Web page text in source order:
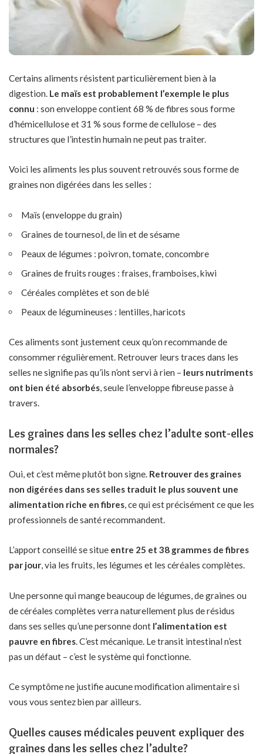
Certains aliments résistent particulièrement bien à la
digestion. Le maïs est probablement l’exemple le plus
connu : son enveloppe contient 68 % de fibres sous forme
d’hémicellulose et 31 % sous forme de cellulose – des
structures que l’intestin humain ne peut pas traiter.
Voici les aliments les plus souvent retrouvés sous forme de
graines non digérées dans les selles :
Maïs (enveloppe du grain)
Graines de tournesol, de lin et de sésame
Peaux de légumes : poivron, tomate, concombre
Graines de fruits rouges : fraises, framboises, kiwi
Céréales complètes et son de blé
Peaux de légumineuses : lentilles, haricots
Ces aliments sont justement ceux qu’on recommande de
consommer régulièrement. Retrouver leurs traces dans les
selles ne signifie pas qu’ils n’ont servi à rien – leurs nutriments
ont bien été absorbés, seule l’enveloppe fibreuse passe à
travers.
Les graines dans les selles chez l’adulte sont-elles
normales?
Oui, et c’est même plutôt bon signe. Retrouver des graines
non digérées dans ses selles traduit le plus souvent une
alimentation riche en fibres, ce qui est précisément ce que les
professionnels de santé recommandent.
L’apport conseillé se situe entre 25 et 38 grammes de fibres
par jour, via les fruits, les légumes et les céréales complètes.
Une personne qui mange beaucoup de légumes, de graines ou
de céréales complètes verra naturellement plus de résidus
dans ses selles qu’une personne dont l’alimentation est
pauvre en fibres. C’est mécanique. Le transit intestinal n’est
pas un défaut – c’est le système qui fonctionne.
Ce symptôme ne justifie aucune modification alimentaire si
vous vous sentez bien par ailleurs.
Quelles causes médicales peuvent expliquer des
graines dans les selles chez l’adulte?